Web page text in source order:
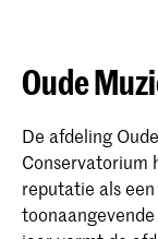
Oude
De afdeling
Conservatorium
reputatie als